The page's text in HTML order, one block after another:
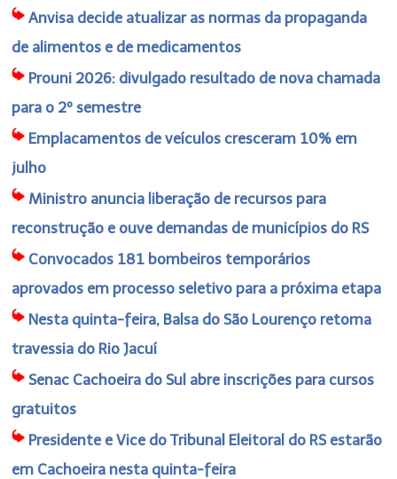
Anvisa decide atualizar as normas da propaganda
de alimentos e de medicamentos
Prouni 2026: divulgado resultado de nova chamada
para o 2º semestre
Emplacamentos de veículos cresceram 10% em
julho
Ministro anuncia liberação de recursos para
reconstrução e ouve demandas de municípios do RS
Convocados 181 bombeiros temporários
aprovados em processo seletivo para a próxima etapa
Nesta quinta-feira, Balsa do São Lourenço retoma
travessia do Rio Jacuí
Senac Cachoeira do Sul abre inscrições para cursos
gratuitos
Presidente e Vice do Tribunal Eleitoral do RS estarão
em Cachoeira nesta quinta-feira